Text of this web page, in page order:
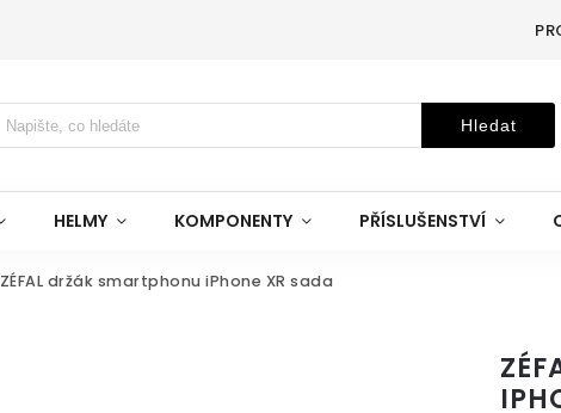
Hledat
HELMY KOMPONENTY PŘÍSLUŠENSTVÍ
ZÉFAL držák smartphonu iPhone XR sada